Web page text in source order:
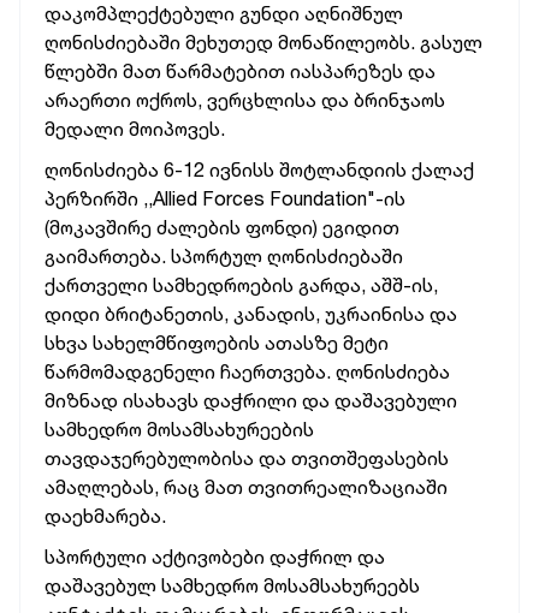
დაკომპლექტებული გუნდი აღნიშნულ
ღონისძიებაში მეხუთედ მონაწილეობს. გასულ
წლებში მათ წარმატებით იასპარეზეს და
არაერთი ოქროს, ვერცხლისა და ბრინჯაოს
მედალი მოიპოვეს.
ღონისძიება 6-12 ივნისს შოტლანდიის ქალაქ
პერზირში ,,Allied Forces Foundation"-ის
(მოკავშირე ძალების ფონდი) ეგიდით
გაიმართება. სპორტულ ღონისძიებაში
ქართველი სამხედროების გარდა, აშშ-ის,
დიდი ბრიტანეთის, კანადის, უკრაინისა და
სხვა სახელმწიფოების ათასზე მეტი
წარმომადგენელი ჩაერთვება. ღონისძიება
მიზნად ისახავს დაჭრილი და დაშავებული
სამხედრო მოსამსახურეების
თავდაჯერებულობისა და თვითშეფასების
ამაღლებას, რაც მათ თვითრეალიზაციაში
დაეხმარება.
სპორტული აქტივობები დაჭრილ და
დაშავებულ სამხედრო მოსამსახურეებს